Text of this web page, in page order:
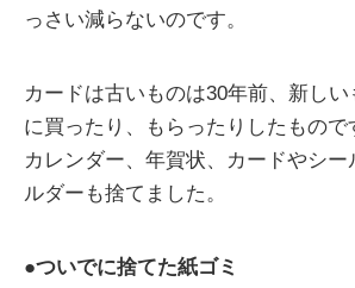
っさい減らないのです。
カードは古いものは30年前、新し
に買ったり、もらったりしたもので
カレンダー、年賀状、カードやシ
ルダーも捨てました。
●ついでに捨てた紙ゴミ